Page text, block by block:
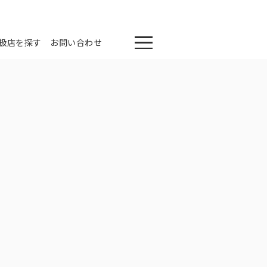
店を探す お問い合わせ